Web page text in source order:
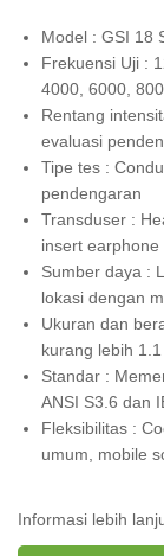
Model : GSI 18
Frekuensi Uji :
4000, 6000,
Rentang
evaluasi
Tipe tes :
pendengaran
Transduser :
insert earphone
Sumber daya :
lokasi dengan
Ukuran dan
kurang lebih 1.1
Standar :
ANSI S3.6 dan
Fleksibilitas :
umum, mobile
Informasi lebih